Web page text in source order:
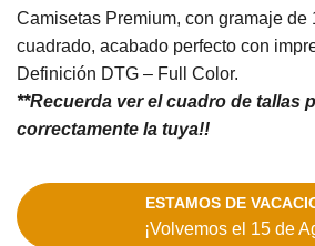
Camisetas Premium, con gramaje de
cuadrado, acabado perfecto con
Definición DTG – Full Color.
**Recuerda ver el cuadro de tallas
correctamente la tuya!!
ESTAMOS DE
¡Volvemos el 15 de